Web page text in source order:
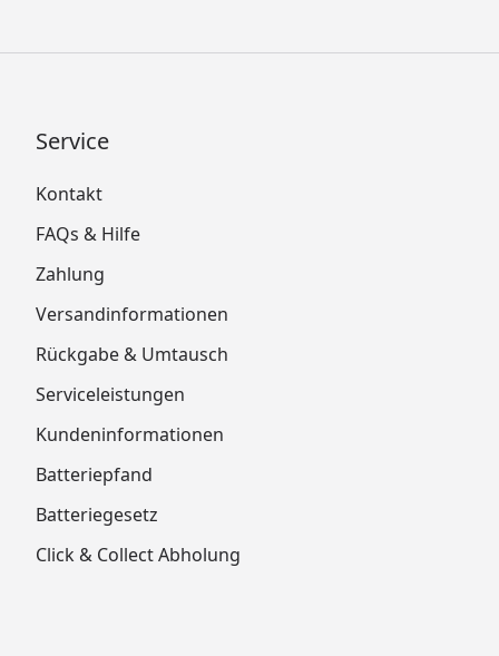
Service
Kontakt
FAQs & Hilfe
Zahlung
Versandinformationen
Rückgabe & Umtausch
Serviceleistungen
Kundeninformationen
Batteriepfand
Batteriegesetz
Click & Collect Abholung